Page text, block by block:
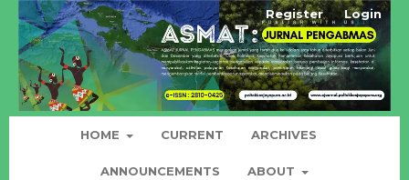
HOME CURRENT ARCHIVES
ANNOUNCEMENTS ABOUT
Register Login